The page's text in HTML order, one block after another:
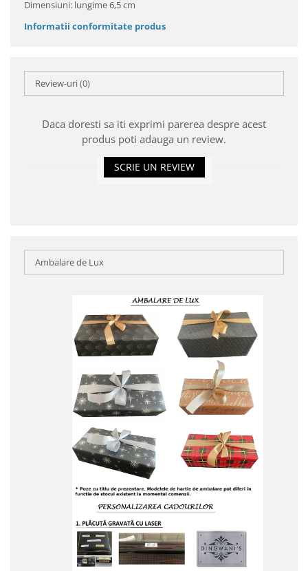
Dimensiuni: lungime 6,5 cm
Informatii conformitate produs
Review-uri(0)
Daca doresti sa iti exprimi parerea despre acest
produs poti adauga un review.
SCRIE UN REVIEW
Ambalare de Lux